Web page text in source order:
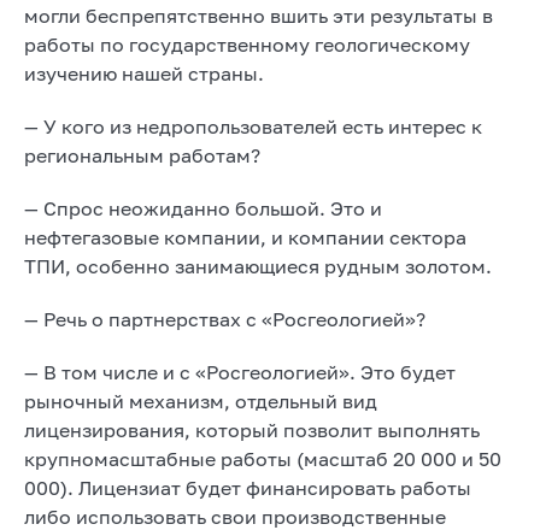
могли беспрепятственно вшить эти результаты в
работы по государственному геологическому
изучению нашей страны.
— У кого из недропользователей есть интерес к
региональным работам?
— Спрос неожиданно большой. Это и
нефтегазовые компании, и компании сектора
ТПИ, особенно занимающиеся рудным золотом.
— Речь о партнерствах с «Росгеологией»?
— В том числе и с «Росгеологией». Это будет
рыночный механизм, отдельный вид
лицензирования, который позволит выполнять
крупномасштабные работы (масштаб 20 000 и 50
000). Лицензиат будет финансировать работы
либо использовать свои производственные